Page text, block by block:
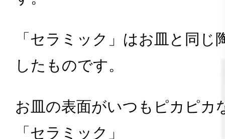
「セラミック」はお皿と同じ
したものです。
お皿の表面がいつもピカピカ
「セラミック」